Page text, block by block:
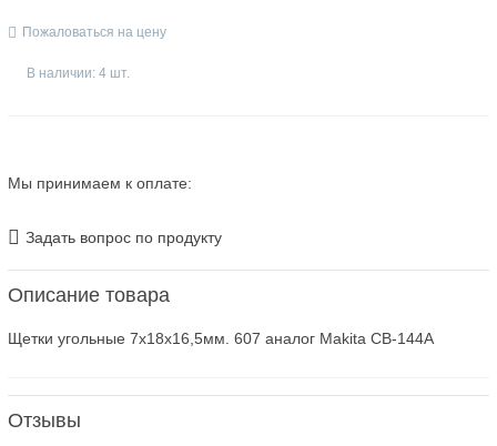
Пожаловаться на цену
В наличии: 4 шт.
Мы принимаем к оплате:
Задать вопрос по продукту
Описание товара
Щетки угольные 7х18х16,5мм. 607 аналог Makita СВ-144А
Отзывы